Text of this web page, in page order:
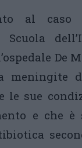
al caso
De
meningite
le sue
e che